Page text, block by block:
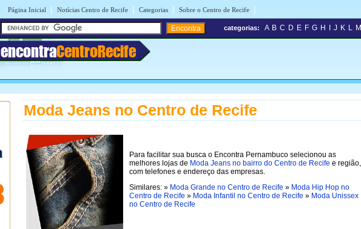
Página Inicial | Notícias Centro de Recife | Categorias | Sobre o Centro de Recife |
encontraCentroRecife
categorias: A B C D E F G H J K L M
Moda Jeans no Centro de Recife
Para facilitar sua busca o Encontra Pernambuco selecionou as
melhores lojas de Moda Jeans no bairro do Centro de Recife e região,
com telefones e endereço das empresas.
Similares: » Moda Grande no Centro de Recife » Moda Hip Hop no
Centro de Recife » Moda Infantil no Centro de Recife » Moda Unissex
no Centro de Recife